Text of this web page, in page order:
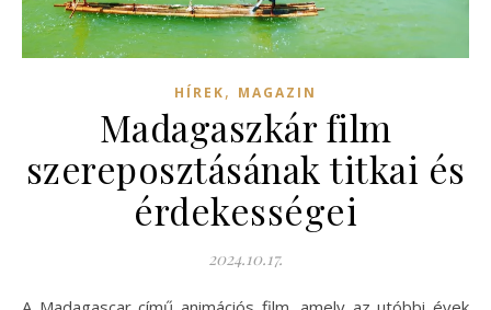
HÍREK, MAGAZIN
Madagaszkár film
szereposztásának titkai és
érdekességei
2024.10.17.